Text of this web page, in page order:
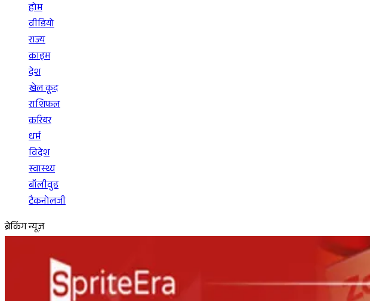
होम
वीडियो
राज्य
क्राइम
देश
खेल कूद
राशिफल
करियर
धर्म
विदेश
स्वास्थ्य
बॉलीवुड
टैकनोलजी
ब्रेकिंग न्यूज़